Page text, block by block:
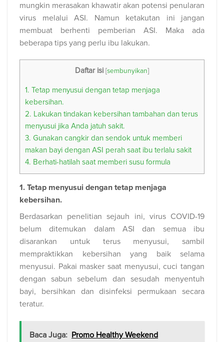
mungkin merasakan khawatir akan potensi penularan
virus melalui ASI. Namun ketakutan ini jangan
membuat berhenti pemberian ASI. Maka ada
beberapa tips yang perlu ibu lakukan.
Daftar isi [sembunyikan]
1. Tetap menyusui dengan tetap menjaga
kebersihan.
2. Lakukan tindakan kebersihan tambahan dan terus
menyusui jika Anda jatuh sakit.
3. Gunakan cangkir dan sendok untuk memberi
makan bayi dengan ASI perah saat ibu terlalu sakit
4. Berhati-hatilah saat memberi susu formula
1. Tetap menyusui dengan tetap menjaga
kebersihan.
Berdasarkan penelitian sejauh ini, virus COVID-19
belum ditemukan dalam ASI dan semua ibu
disarankan untuk terus menyusui, sambil
mempraktikkan kebersihan yang baik selama
menyusui. Pakai masker saat menyusui, cuci tangan
dengan sabun sebelum dan sesudah menyentuh
bayi, bersihkan dan disinfeksi permukaan secara
teratur.
Baca Juga: Promo Healthy Weekend